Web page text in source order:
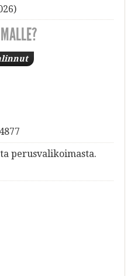
perusvalikoimasta.